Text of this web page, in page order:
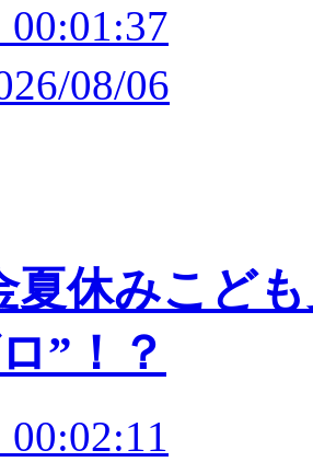
08/06
夏休みこど
”！？